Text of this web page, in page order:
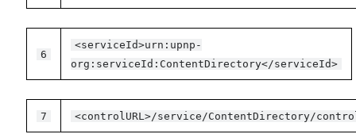
6
<serviceId>urn:upnp-
org:serviceId:ContentDirectory</serviceId>
7 <controlURL>/service/ContentDirectory/